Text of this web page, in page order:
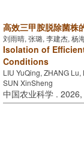
高效三甲胺脱除菌株
刘雨晴, 张璐, 李建杰, 杨
Isolation of
Conditions
LIU YuQing, ZHANG
SUN XinSheng
中国农业科学 . 2026,